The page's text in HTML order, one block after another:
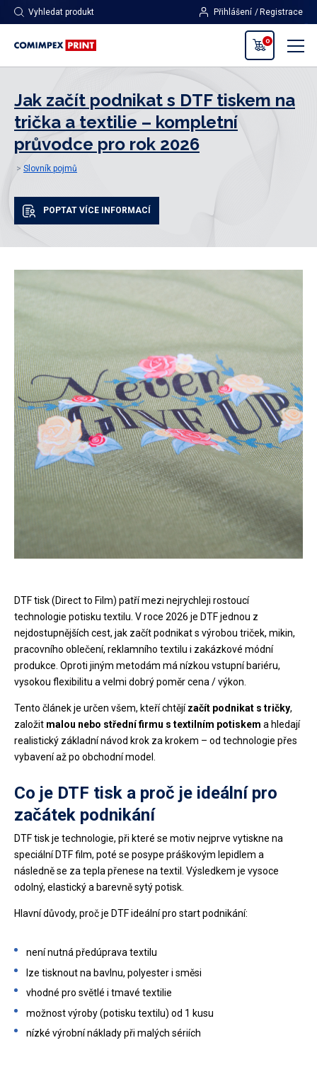
Vyhledat produkt Přihlášení Registrace
0
Jak začít podnikat s DTF tiskem na
trička a textilie – kompletní
průvodce pro rok 2026
Slovník pojmů
POPTAT VÍCE INFORMACÍ
DTF tisk (Direct to Film) patří mezi nejrychleji rostoucí
technologie potisku textilu. V roce 2026 je DTF jednou z
nejdostupnějších cest, jak začít podnikat s výrobou triček, mikin,
pracovního oblečení, reklamního textilu i zakázkové módní
produkce. Oproti jiným metodám má nízkou vstupní bariéru,
vysokou flexibilitu a velmi dobrý poměr cena / výkon.
Tento článek je určen všem, kteří chtějízačít podnikat s tričky,
založit malou nebo střední firmu s textilním potiskem a hledají
realistický základní návod krok za krokem – od technologie přes
vybavení až po obchodní model.
Co je DTF tisk a proč je ideální pro
začátek podnikání
DTF tisk je technologie, při které se motiv nejprve vytiskne na
speciální DTF film, poté se posype práškovým lepidlem a
následně se za tepla přenese na textil. Výsledkem je vysoce
odolný, elastický a barevně sytý potisk.
Hlavní důvody, proč je DTF ideální pro start podnikání:
není nutná předúprava textilu
lze tisknout na bavlnu, polyester i směsi
vhodné pro světlé i tmavé textilie
možnost výroby (potisku textilu) od 1 kusu
nízké výrobní náklady při malých sériích